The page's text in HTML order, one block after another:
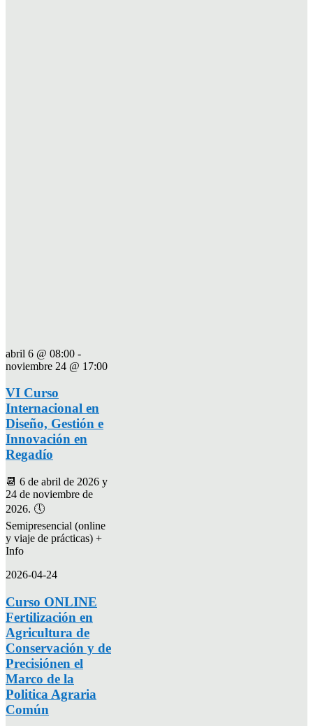
abril 6 @ 08:00 -
noviembre 24 @ 17:00
VI Curso
Internacional en
Diseño, Gestión e
Innovación en
Regadío
📆 6 de abril de 2026 y
24 de noviembre de
2026. 🕔
Semipresencial (online
y viaje de prácticas) +
Info
2026-04-24
Curso ONLINE
Fertilización en
Agricultura de
Conservación y de
Precisiónen el
Marco de la
Politica Agraria
Común